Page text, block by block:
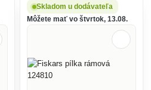
Skladom u dodávateľa
Môžete mať vo štvrtok, 13.08.